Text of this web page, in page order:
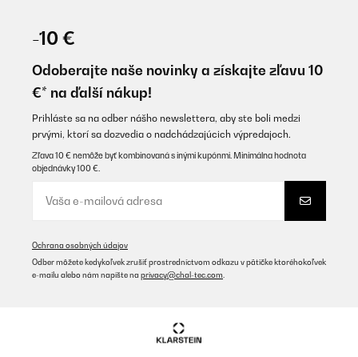
Amazon-Benutzer
OVERENÁ KONTROLA
Schöner Elektrokamin zum günstigen Preis.
Er sieht wunderschön aus und ich bin regelrecht verliebt! Das
-10 €
Odoberajte naše novinky a získajte zľavu 10
€* na ďalší nákup!
Prihláste sa na odber nášho newslettera, aby ste boli medzi
prvými, ktorí sa dozvedia o nadchádzajúcich výpredajoch.
Zľava 10 € nemôže byť kombinovaná s inými kupónmi. Minimálna hodnota
objednávky 100 €.
Ochrana osobných údajov
Odber môžete kedykoľvek zrušiť prostredníctvom odkazu v pätičke ktoréhokoľvek
e-mailu alebo nám napíšte na privacy@chal-tec.com